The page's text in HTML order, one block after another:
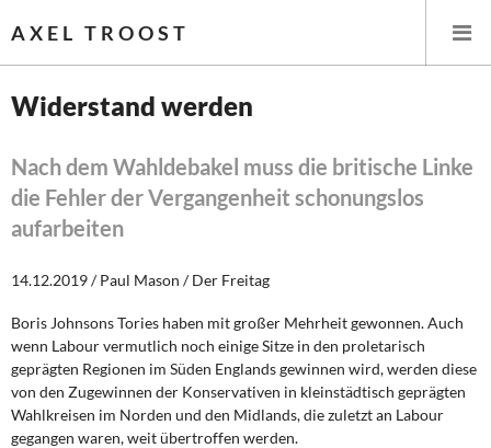
AXEL TROOST
Themen
Steuer- und Finanzpolitik
Öffentliche Infrastruktur und Daseinsvorsorge
Widerstand werden
Nach dem Wahldebakel muss die britische Linke
die Fehler der Vergangenheit schonungslos
aufarbeiten
14.12.2019 / Paul Mason / Der Freitag
Boris Johnsons Tories haben mit großer Mehrheit gewonnen. Auch
wenn Labour vermutlich noch einige Sitze in den proletarisch
geprägten Regionen im Süden Englands gewinnen wird, werden diese
von den Zugewinnen der Konservativen in kleinstädtisch geprägten
Wahlkreisen im Norden und den Midlands, die zuletzt an Labour
gegangen waren, weit übertroffen werden.